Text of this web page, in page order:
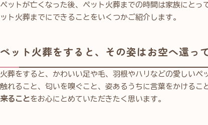
ペットが亡くなった後、ペット火葬までの時間は家族にと
ット火葬までにできることをいくつかご紹介します。
ペット火葬をすると、その姿はお空へ還っ
火葬をすると、かわいい足や毛、羽根やハリなどの愛しいペ
触れること、匂いを嗅ぐこと、姿あるうちに言葉をかける
来ることをお心にとめていただきたく思います。